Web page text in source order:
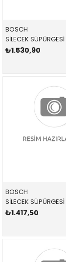
BOSCH
₺1.530,90
BOSCH
₺1.417,50